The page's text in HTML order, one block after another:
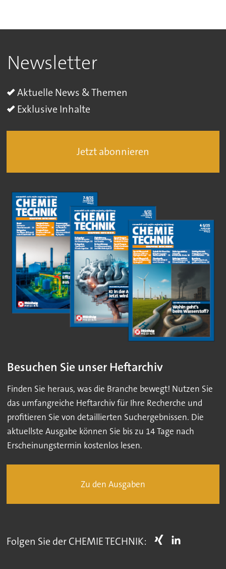
Newsletter
Aktuelle News & Themen
Exklusive Inhalte
Jetzt abonnieren
Besuchen Sie unser Heftarchiv
Finden Sie heraus, was die Branche bewegt! Nutzen Sie
das umfangreiche Heftarchiv für Ihre Recherche und
profitieren Sie von detaillierten Suchergebnissen. Die
aktuellste Ausgabe können Sie bis zu 14 Tage nach
Erscheinungstermin kostenlos lesen.
Zu den Ausgaben
Folgen Sie der CHEMIE TECHNIK: